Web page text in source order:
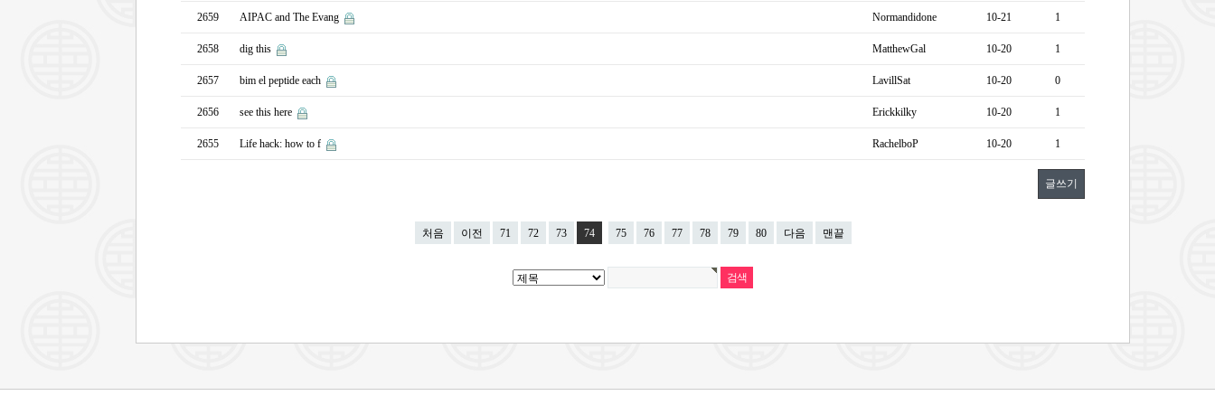
2659 AIPAC and The Evang Normandidone 10-21 1
2658 dig this MatthewGal 10-20 1
2657 bim el peptide each LavillSat 10-20 0
2656 see this here Erickkilky 10-20 1
2655 Life hack: how to f RachelboP 10-20 1
글쓰기
처음 이전 71 72 73 74 75 76 77 78 79 80 다음 맨끝